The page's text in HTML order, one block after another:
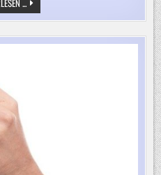
WEGEN
IRAN-
„SCHLECHTE
STIMMUNG